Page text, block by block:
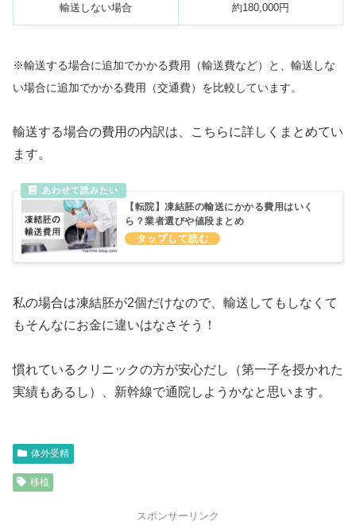
輸送しない場合 約180,000円
※輸送する場合に追加でかかる費用（輸送費など）と、輸送しな
い場合に追加でかかる費用（交通費）を比較しています。
輸送する場合の費用の内訳は、こちらに詳しくまとめてい
ます。
【転院】凍結胚の輸送にかかる費用はいく
ら？業者選びや値段まとめ
私の場合は凍結胚が2個だけなので、輸送してもしなくて
もそんなにお金に違いはなさそう！
慣れているクリニックの方が安心だし（第一子を授かれた
実績もあるし）、新幹線で通院しようかなと思います。
体外受精
移植
スポンサーリンク